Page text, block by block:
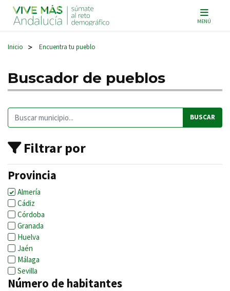
Navegación principal MENÚ
Inicio > Encuentra tu pueblo
Buscador de pueblos
Buscar:
Filtrar por
Provincia
Almería
Cádiz
Córdoba
Granada
Huelva
Jaén
Málaga
Sevilla
Número de habitantes